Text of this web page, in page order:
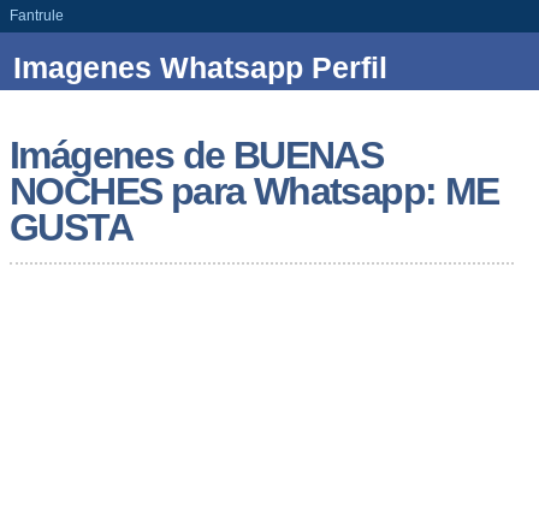
Fantrule
Imagenes Whatsapp Perfil
Imágenes de BUENAS
NOCHES para Whatsapp: ME
GUSTA